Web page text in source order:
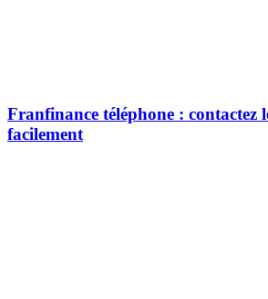
Franfinance téléphone : contactez
facilement